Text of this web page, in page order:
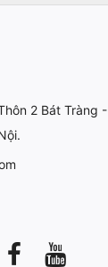
2 Bát Tràng